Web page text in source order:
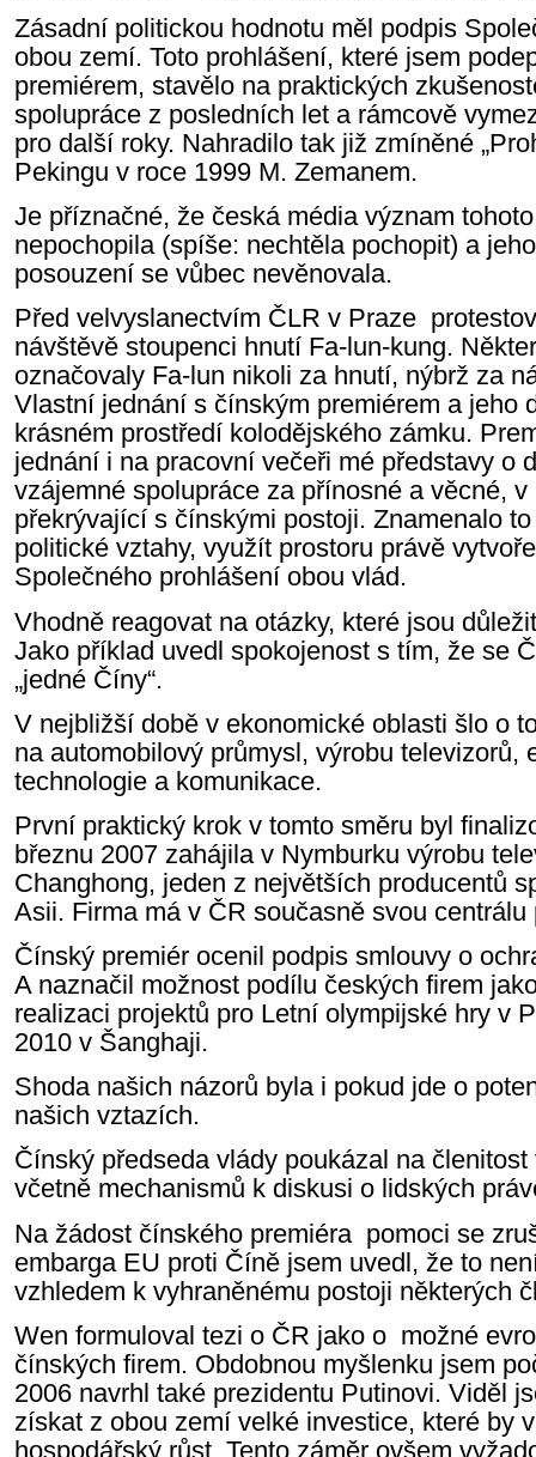
Zásadní politickou hodnotu měl podpis
obou zemí. Toto prohlášení, které jsem
premiérem, stavělo na praktických
spolupráce z posledních let a rámcově
pro další roky. Nahradilo tak již zmíněné
Pekingu v roce 1999 M. Zemanem.
Je příznačné, že česká média význam
nepochopila (spíše: nechtěla pochopit) a
posouzení se vůbec nevěnovala.
Před velvyslanectvím ČLR v Praze
návštěvě stoupenci hnutí Fa-lun-kung.
označovaly Fa-lun nikoli za hnutí, nýbrž za
Vlastní jednání s čínským premiérem a jeho
krásném prostředí kolodějského zámku.
jednání i na pracovní večeři mé představy o
vzájemné spolupráce za přínosné a věcné,
překrývající s čínskými postoji. Znamenalo
politické vztahy, využít prostoru právě
Společného prohlášení obou vlád.
Vhodně reagovat na otázky, které jsou
Jako příklad uvedl spokojenost s tím, že se
„jedné Číny“.
V nejbližší době v ekonomické oblasti šlo o
na automobilový průmysl, výrobu televizorů,
technologie a komunikace.
První praktický krok v tomto směru byl
březnu 2007 zahájila v Nymburku výrobu
Changhong, jeden z největších producentů
Asii. Firma má v ČR současně svou
Čínský premiér ocenil podpis smlouvy o
A naznačil možnost podílu českých firem
realizaci projektů pro Letní olympijské hry v
2010 v Šanghaji.
Shoda našich názorů byla i pokud jde o
našich vztazích.
Čínský předseda vlády poukázal na
včetně mechanismů k diskusi o lidských
Na žádost čínského premiéra pomoci se
embarga EU proti Číně jsem uvedl, že to
vzhledem k vyhraněnému postoji některých
Wen formuloval tezi o ČR jako o možné
čínských firem. Obdobnou myšlenku jsem
2006 navrhl také prezidentu Putinovi. Viděl
získat z obou zemí velké investice, které by
hospodářský růst. Tento záměr ovšem